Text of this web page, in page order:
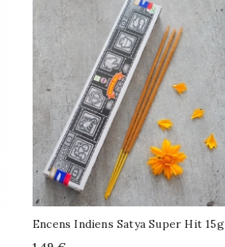
Encens Indiens Satya Super Hit 15g